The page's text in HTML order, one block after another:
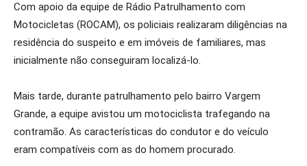
Com apoio da equipe de Rádio Patrulhamento com
Motocicletas (ROCAM), os policiais realizaram diligências na
residência do suspeito e em imóveis de familiares, mas
inicialmente não conseguiram localizá-lo.
Mais tarde, durante patrulhamento pelo bairro Vargem
Grande, a equipe avistou um motociclista trafegando na
contramão. As características do condutor e do veículo
eram compatíveis com as do homem procurado.